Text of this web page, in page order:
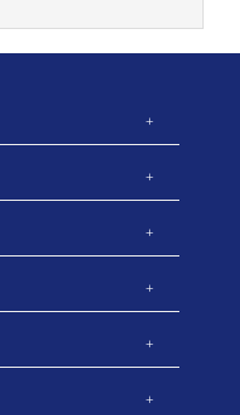
+
+
+
+
+
+